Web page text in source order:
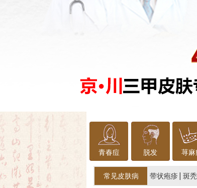
青春痘 脱发 荨麻
常见皮肤病 带状疱疹 斑秃